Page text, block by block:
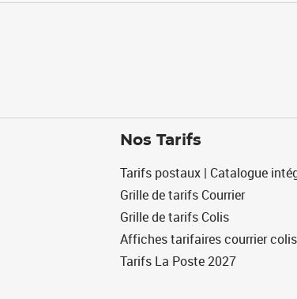
Nos Tarifs
Tarifs postaux | Catalogue
Grille de tarifs Courrier
Grille de tarifs Colis
Affiches tarifaires courrier colis
Tarifs La Poste 2027